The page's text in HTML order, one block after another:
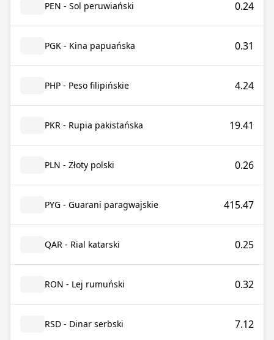
PEN - Sol peruwiański 0.24
PGK - Kina papuańska 0.31
PHP - Peso filipińskie 4.24
PKR - Rupia pakistańska 19.41
PLN - Złoty polski 0.26
PYG - Guarani paragwajskie 415.47
QAR - Rial katarski 0.25
RON - Lej rumuński 0.32
RSD - Dinar serbski 7.12